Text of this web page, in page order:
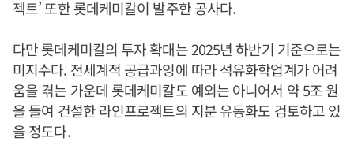
젝트’ 또한 롯데케미칼이 발주한 공사다.
다만 롯데케미칼의 투자 확대는 2025년 하반기 기준으로는
미지수다. 전세계적 공급과잉에 따라 석유화학업계가 어려
움을 겪는 가운데 롯데케미칼도 예외는 아니어서 약 5조 원
을 들여 건설한 라인프로젝트의 지분 유동화도 검토하고 있
을 정도다.